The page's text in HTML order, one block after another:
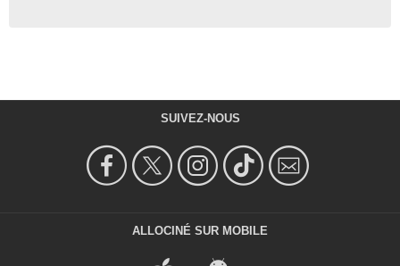
SUIVEZ-NOUS
ALLOCINÉ SUR MOBILE